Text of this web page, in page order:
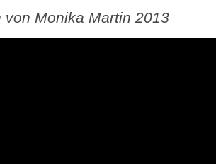
von Monika Martin 2013